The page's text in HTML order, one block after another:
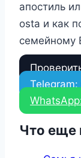
апостиль
osta и как
Telegram:
Что еще